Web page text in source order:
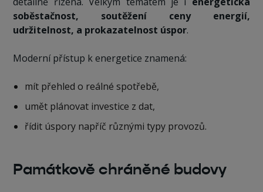
soběstačnost, soutěžení ceny energií,
udržitelnost, a prokazatelnost úspor.
Moderní přístup k energetice znamená:
mít přehled o reálné spotřebě,
umět plánovat investice z dat,
řídit úspory napříč různými typy provozů.
Památkově chráněné budovy